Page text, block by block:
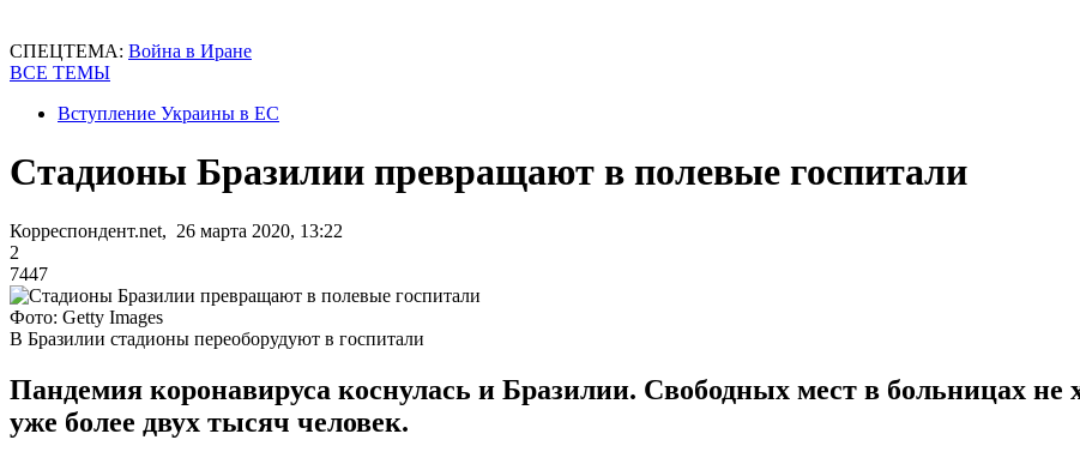
СПЕЦТЕМА: Война в Иране
ВСЕ ТЕМЫ
Вступление Украины в ЕС
Стадионы Бразилии превращают в полевые госпитали
Корреспондент.net, 26 марта 2020, 13:22
2
7447
Фото: Getty Images
В Бразилии стадионы переоборудуют в госпитали
Пандемия коронавируса коснулась и Бразилии. Свободных мест в больницах не
уже более двух тысяч человек.